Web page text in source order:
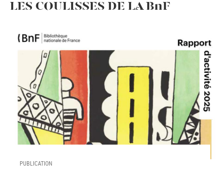
LES COULISSES DE LA BnF
PUBLICATION